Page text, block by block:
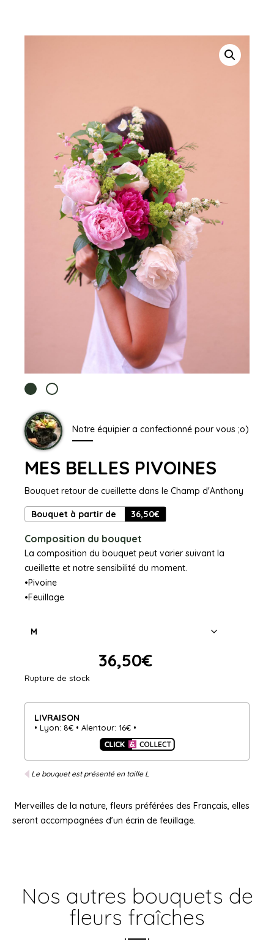
Notre équipier a confectionné pour vous ;o)
MES BELLES PIVOINES
Bouquet retour de cueillette dans le Champ d'Anthony
Bouquet à partir de 36,50€
Composition du bouquet
La composition du bouquet peut varier suivant la
cueillette et notre sensibilité du moment.
•Pivoine
•Feuillage
36,50€
Rupture de stock
LIVRAISON
Lyon: 8€ Alentour: 16€
Le bouquet est présenté en taille L
Merveilles de la nature, fleurs préférées des Français, elles
seront accompagnées d’un écrin de feuillage.
Nos autres bouquets de
fleurs fraîches